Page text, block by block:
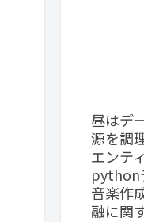
昼はデ
源を調
エンテ
python
音楽作
融に関